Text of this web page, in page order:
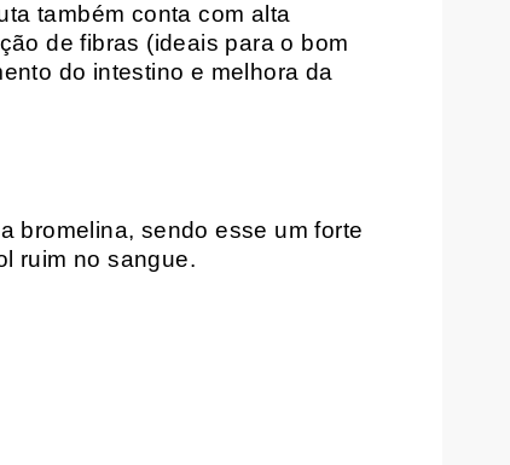
também conta com alta
de fibras (ideais para o bom
do intestino e melhora da
bromelina, sendo esse um forte
ruim no sangue.